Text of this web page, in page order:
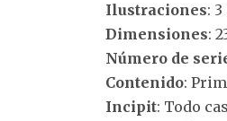
Ilustraciones:
Dimensiones:
Número de
Contenido:
Incipit: Todo